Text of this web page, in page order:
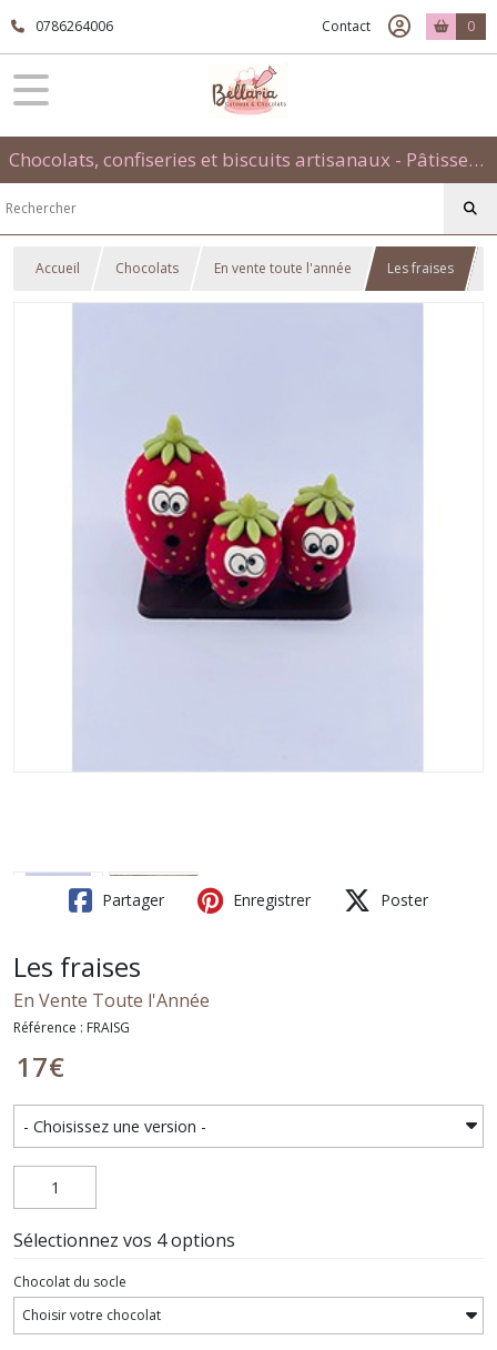
0786264006 Contact 0
Chocolats, confiseries et biscuits artisanaux - Pâtisseries évènementielles et traditionnelles
Accueil Chocolats En vente toute l'année Les fraises
Partager Enregistrer Poster
Les fraises
En Vente Toute l'Année
Référence : FRAISG
17€
Sélectionnez vos 4 options
Chocolat du socle